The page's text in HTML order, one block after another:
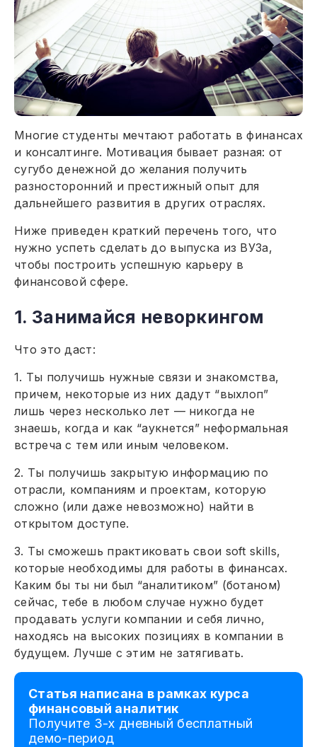
Многие студенты мечтают работать в финансах
и консалтинге. Мотивация бывает разная: от
сугубо денежной до желания получить
разносторонний и престижный опыт для
дальнейшего развития в других отраслях.
Ниже приведен краткий перечень того, что
нужно успеть сделать до выпуска из ВУЗа,
чтобы построить успешную карьеру в
финансовой сфере.
1. Занимайся неворкингом
Что это даст:
1. Ты получишь нужные связи и знакомства,
причем, некоторые из них дадут “выхлоп”
лишь через несколько лет — никогда не
знаешь, когда и как “аукнется” неформальная
встреча с тем или иным человеком.
2. Ты получишь закрытую информацию по
отрасли, компаниям и проектам, которую
сложно (или даже невозможно) найти в
открытом доступе.
3. Ты сможешь практиковать свои soft skills,
которые необходимы для работы в финансах.
Каким бы ты ни был “аналитиком” (ботаном)
сейчас, тебе в любом случае нужно будет
продавать услуги компании и себя лично,
находясь на высоких позициях в компании в
будущем. Лучше с этим не затягивать.
Статья написана в рамках курса
финансовый аналитик
Получите 3-х дневный бесплатный
демо-период